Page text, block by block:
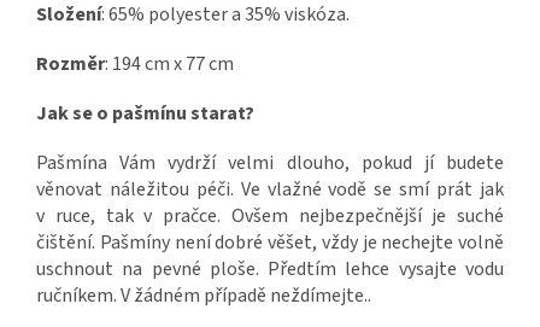
Složení: 65% polyester a 35% viskóza.
Rozměr: 194 cm x 77 cm
Jak se o pašmínu starat?
Pašmína Vám vydrží velmi dlouho, pokud jí budete
věnovat náležitou péči. Ve vlažné vodě se smí prát jak
v ruce, tak v pračce. Ovšem nejbezpečnější je suché
čištění. Pašmíny není dobré věšet, vždy je nechejte volně
uschnout na pevné ploše. Předtím lehce vysajte vodu
ručníkem. V žádném případě neždímejte..